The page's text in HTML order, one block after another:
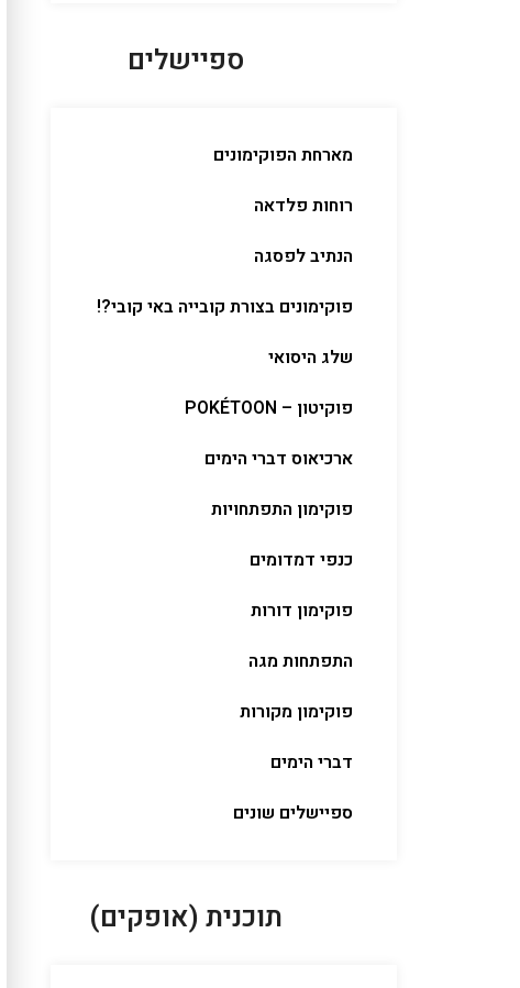
ספיישלים
מארחת הפוקימונים
רוחות פלדאה
הנתיב לפסגה
פוקימונים בצורת קובייה באי קובי?!
שלג היסואי
פוקיטון – POKÉTOON
ארכיאוס דברי הימים
פוקימון התפתחויות
כנפי דמדומים
פוקימון דורות
התפתחות מגה
פוקימון מקורות
דברי הימים
ספיישלים שונים
תוכנית (אופקים)